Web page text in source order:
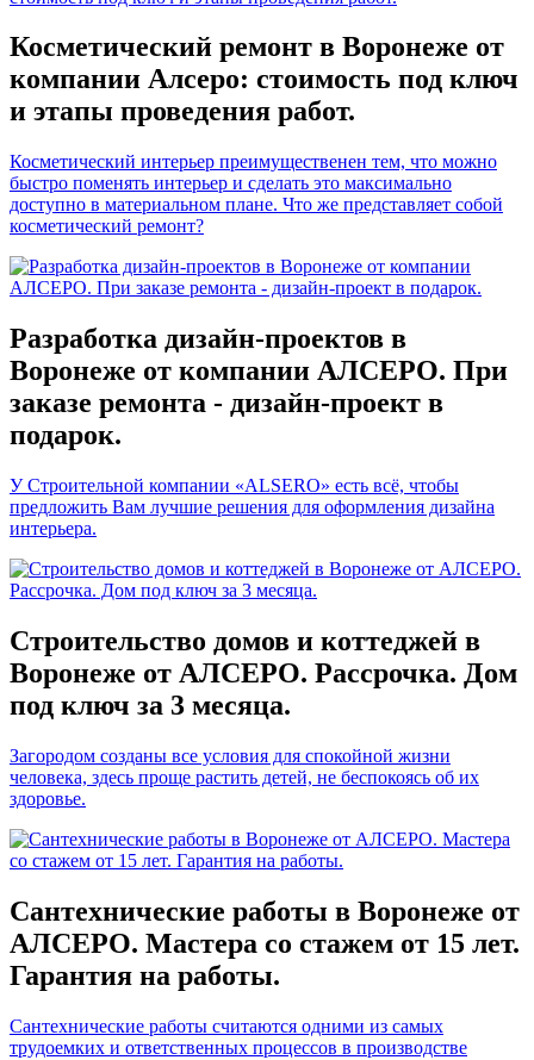
Косметический ремонт в Воронеже от
компании Алсеро: стоимость под ключ
и этапы проведения работ.
Косметический интерьер преимущественен тем, что можно
быстро поменять интерьер и сделать это максимально
доступно в материальном плане. Что же представляет собой
косметический ремонт?
Разработка дизайн-проектов в
Воронеже от компании АЛСЕРО. При
заказе ремонта - дизайн-проект в
подарок.
У Строительной компании «ALSERO» есть всё, чтобы
предложить Вам лучшие решения для оформления дизайна
интерьера.
Строительство домов и коттеджей в
Воронеже от АЛСЕРО. Рассрочка. Дом
под ключ за 3 месяца.
Загородом созданы все условия для спокойной жизни
человека, здесь проще растить детей, не беспокоясь об их
здоровье.
Сантехнические работы в Воронеже от
АЛСЕРО. Мастера со стажем от 15 лет.
Гарантия на работы.
Сантехнические работы считаются одними из самых
трудоемких и ответственных процессов в производстве